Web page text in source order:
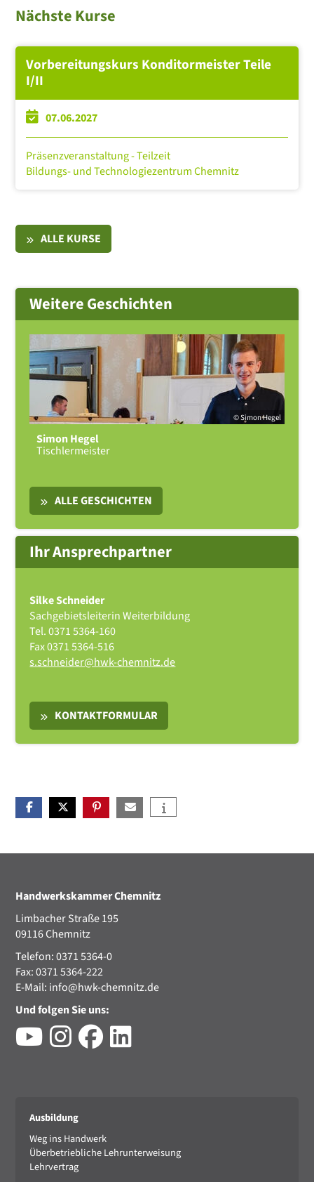
Nächste Kurse
Vorbereitungskurs Konditormeister Teile
I/II
07.06.2027
Präsenzveranstaltung - Teilzeit
Bildungs- und Technologiezentrum Chemnitz
ALLE KURSE
Weitere Geschichten
© Simon Hegel
Simon Hegel
Tischlermeister
ALLE GESCHICHTEN
Ihr Ansprechpartner
Silke Schneider
Sachgebietsleiterin Weiterbildung
Tel.0371 5364-160
Fax0371 5364-516
s.schneider@hwk-chemnitz.de
KONTAKTFORMULAR
Handwerkskammer Chemnitz
Limbacher Straße 195
09116 Chemnitz
Telefon: 0371 5364-0
Fax: 0371 5364-222
E-Mail: info@hwk-chemnitz.de
Und folgen Sie uns:
Ausbildung
Weg ins Handwerk
Überbetriebliche Lehrunterweisung
Lehrvertrag